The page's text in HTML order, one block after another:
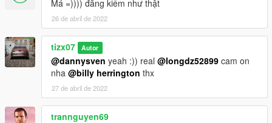
Má =)))) đăng kiểm như thật
26 de abril de 2022
tizx07 Autor
@dannysven yeah :)) real @longdz52899 cam on
nha @billy herrington thx
27 de abril de 2022
trannguyen69